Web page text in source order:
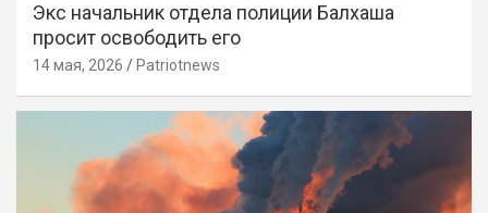
Экс начальник отдела полиции Балхаша
просит освободить его
14 мая, 2026 Patriotnews